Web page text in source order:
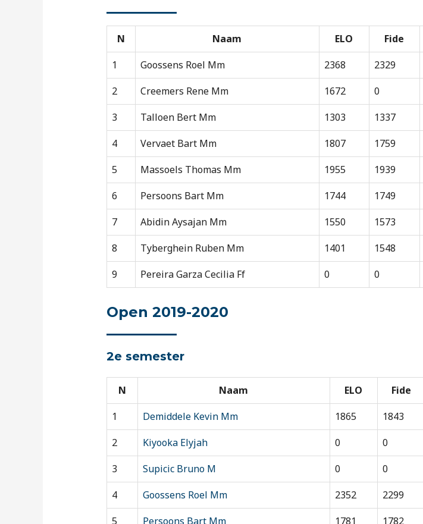
N Naam ELO Fide
1
Goossens Roel Mm 2368 2329
2
Creemers Rene Mm 1672 0
3
Talloen Bert Mm 1303 1337
4
Vervaet Bart Mm 1807 1759
5
Massoels Thomas Mm 1955 1939
6
Persoons Bart Mm 1744 1749
7
Abidin Aysajan Mm 1550 1573
8
Tyberghein Ruben Mm 1401 1548
9
Pereira Garza Cecilia Ff 0 0
Open 2019-2020
2e semester
N Naam ELO Fide
1
Demiddele Kevin Mm 1865 1843
2
Kiyooka Elyjah 0 0
3
Supicic Bruno M 0 0
4
Goossens Roel Mm 2352 2299
5
Persoons Bart Mm 1781 1782